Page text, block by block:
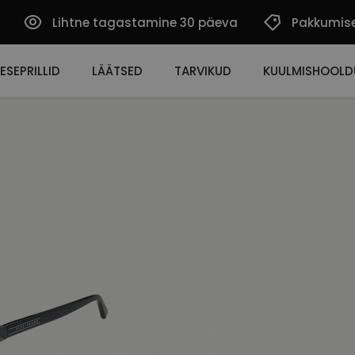
Lihtne tagastamine 30 päeva
LÄÄTSED TARVIKUD